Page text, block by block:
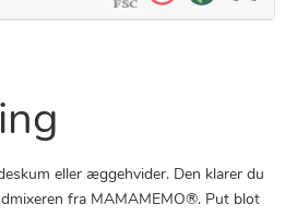
eller æggehvider. Den klarer du
fra MAMAMEMO®. Put blot